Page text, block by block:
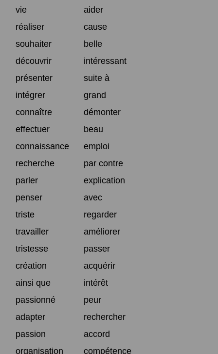
vie
aider
réaliser
cause
souhaiter
belle
découvrir
intéressant
présenter
suite à
intégrer
grand
connaître
démonter
effectuer
beau
connaissance
emploi
recherche
par contre
parler
explication
penser
avec
triste
regarder
travailler
améliorer
tristesse
passer
création
acquérir
ainsi que
intérêt
passionné
peur
adapter
rechercher
passion
accord
organisation
compétence